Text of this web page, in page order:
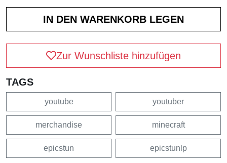
Zur Wunschliste hinzufügen
TAGS
youtube youtuber
merchandise minecraft
epicstun epicstunlp